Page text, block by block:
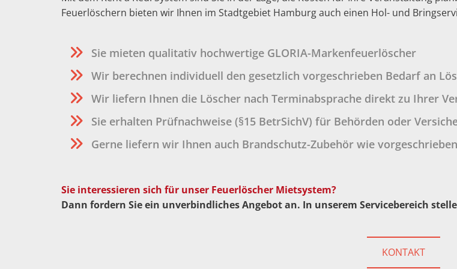
Feuerlöschern bieten wir Ihnen im Stadtgebiet Hamburg auch einen Hol- und
Sie mieten qualitativ hochwertige GLORIA-Markenfeuerlöscher
Wir berechnen individuell den gesetzlich vorgeschrieben Bedarf an
Wir liefern Ihnen die Löscher nach Terminabsprache direkt zu Ihrer
Sie erhalten Prüfnachweise (§15 BetrSichV) für Behörden oder
Gerne liefern wir Ihnen auch Brandschutz-Zubehör wie
Sie interessieren sich für unser Feuerlöscher Mietsystem?
Dann fordern Sie ein unverbindliches Angebot an. In unserem Servicebereich
KONTAKT